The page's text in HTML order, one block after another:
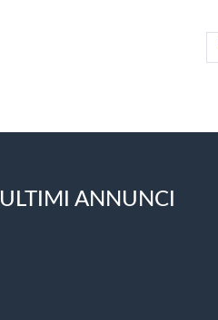
ULTIMI ANNUNCI